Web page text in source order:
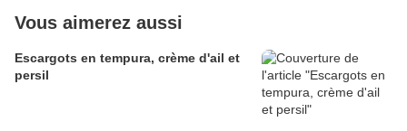
Vous aimerez aussi
Escargots en tempura, crème d'ail et
persil